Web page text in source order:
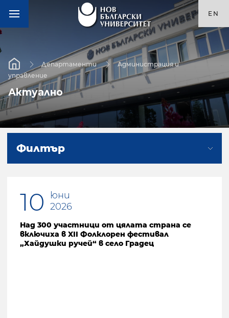
EN
Департаменти
Администрация и
управление
Актуално
Филтър
10
юни
2026
Над 300 участници от цялата страна се
включиха в XII Фолклорен фестивал
„Хайдушки ручей“ в село Градец